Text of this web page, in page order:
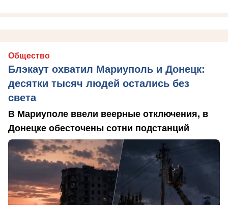
Общество
Блэкаут охватил Мариуполь и Донецк:
десятки тысяч людей остались без
света
В Мариуполе ввели веерные отключения, в
Донецке обесточены сотни подстанций